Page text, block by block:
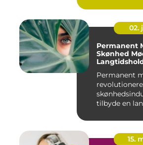
02.
Permanent
Skønhed
Permanent
tilbyde en
15.